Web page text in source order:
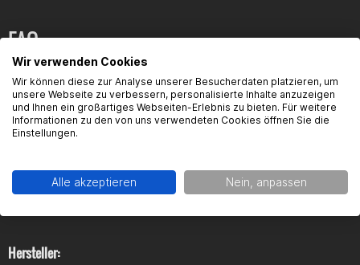
FAQ
Hier findest du die häufigsten Fragen und die dazugehörigen
Antworten zu diesem Artikel.
Produktsicherheit
Hersteller:
Wir verwenden Cookies
Wir können diese zur Analyse unserer Besucherdaten platzieren, um
unsere Webseite zu verbessern, personalisierte Inhalte anzuzeigen
und Ihnen ein großartiges Webseiten-Erlebnis zu bieten. Für weitere
Informationen zu den von uns verwendeten Cookies öffnen Sie die
Einstellungen.
Alle akzeptieren Nein, anpassen